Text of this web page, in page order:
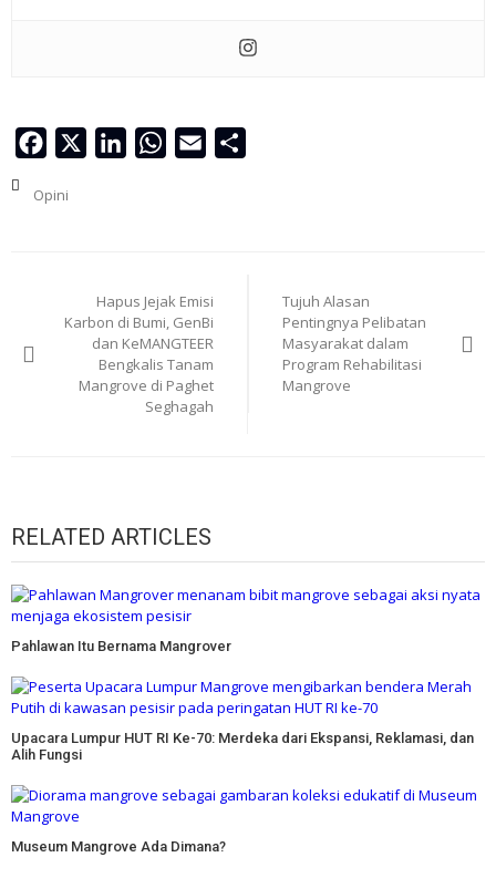
Facebook LinkedInWhatsApp
Email
Opini
pos
Hapus Jejak Emisi
Karbon di Bumi, GenBi
dan KeMANGTEER
Bengkalis Tanam
Mangrove di Paghet
Seghagah
Tujuh Alasan
Pentingnya Pelibatan
Masyarakat dalam
Program Rehabilitasi
Mangrove
RELATED ARTICLES
Pahlawan Itu Bernama Mangrover
Upacara Lumpur HUT RI Ke-70: Merdeka dari Ekspansi, Reklamasi, dan
Alih Fungsi
Museum Mangrove Ada Dimana?